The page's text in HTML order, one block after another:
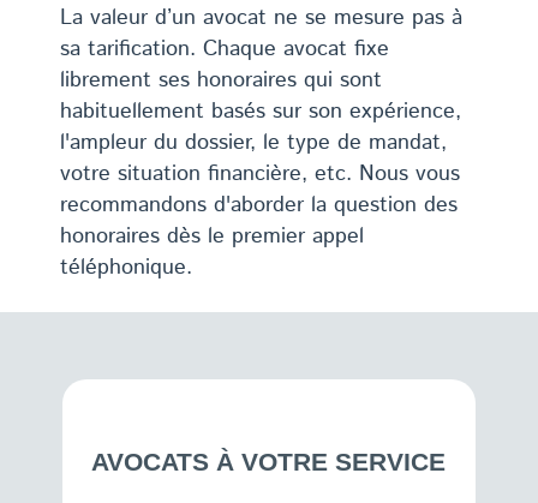
La valeur d’un avocat ne se mesure pas à
sa tarification. Chaque avocat fixe
librement ses honoraires qui sont
habituellement basés sur son expérience,
l'ampleur du dossier, le type de mandat,
votre situation financière, etc. Nous vous
recommandons d'aborder la question des
honoraires dès le premier appel
téléphonique.
AVOCATS À VOTRE SERVICE